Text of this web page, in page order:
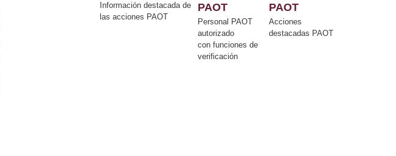
Información destacada de
las acciones PAOT
PAOT
Personal PAOT
autorizado
con funciones de
verificación
PAOT
Acciones
destacadas PAOT